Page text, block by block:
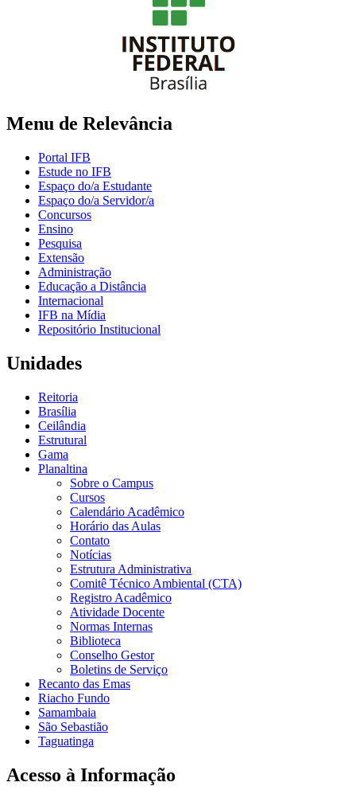
Menu de Relevância
Portal IFB
Estude no IFB
Espaço do/a Estudante
Espaço do/a Servidor/a
Concursos
Ensino
Pesquisa
Extensão
Administração
Educação a Distância
Internacional
IFB na Mídia
Repositório Institucional
Unidades
Reitoria
Brasília
Ceilândia
Estrutural
Gama
Planaltina
Sobre o Campus
Cursos
Calendário Acadêmico
Horário das Aulas
Contato
Notícias
Estrutura Administrativa
Comitê Técnico Ambiental (CTA)
Registro Acadêmico
Atividade Docente
Normas Internas
Biblioteca
Conselho Gestor
Boletins de Serviço
Recanto das Emas
Riacho Fundo
Samambaia
São Sebastião
Taguatinga
Acesso à Informação